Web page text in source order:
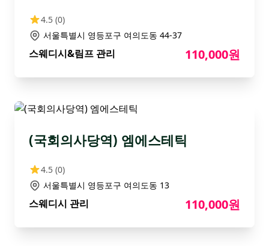
4.5 (0)
서울특별시 영등포구 여의도동 44-37
스웨디시&림프 관리 110,000원
(국회의사당역) 엠에스테틱
4.5 (0)
서울특별시 영등포구 여의도동 13
스웨디시 관리 110,000원